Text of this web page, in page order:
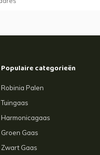
Populaire categorieën
Robinia Palen
Tuingaas
Harmonicagaas
Groen Gaas
Zwart Gaas